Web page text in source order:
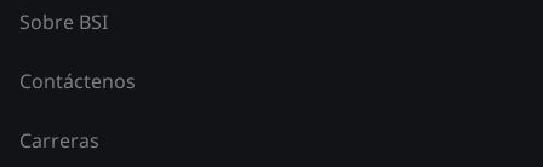
Sobre BSI
Contáctenos
Carreras